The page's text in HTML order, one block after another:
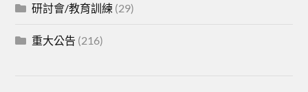
研討會/教育訓練 (29)
重大公告 (216)